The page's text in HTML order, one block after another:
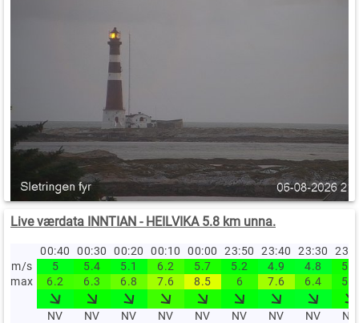
Live værdata INNTIAN - HEILVIKA 5.8 km unna.
00:40 00:30 00:20 00:10 00:00 23:50 23:40 23:30
m/s
5 5.4 5.1 6.2 5.7 5.2 4.9 4.8
5.5
max
6.2 6.3 6.8 7.6 8.5 6 7.6 6.4 5.7
NV
NV
NV
NV
NV
NV
NV
NV
NV